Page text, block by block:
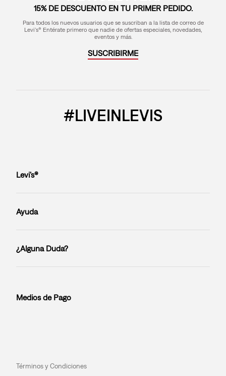
15% DE DESCUENTO EN TU PRIMER PEDIDO.
Para todos los nuevos usuarios que se suscriban a la lista de correo de
Levi's® Entérate primero que nadie de ofertas especiales, novedades,
eventos y más.
SUSCRIBIRME
#LIVEINLEVIS
Levi’s®
Ayuda
¿Alguna Duda?
Medios de Pago
Términos y Condiciones